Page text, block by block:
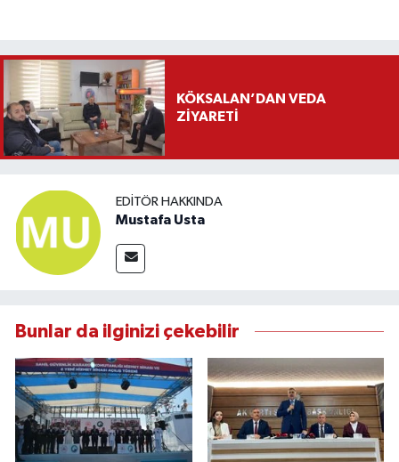
KÖKSALAN’DAN VEDA
ZİYARETİ
EDITÖR HAKKINDA
Mustafa Usta
Bunlar da ilginizi çekebilir